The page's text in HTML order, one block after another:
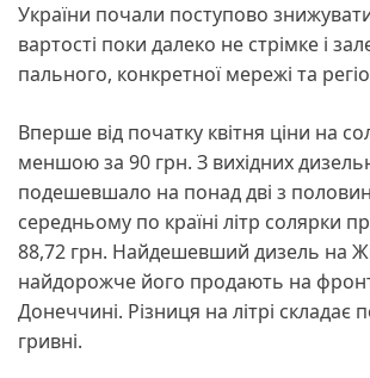
України почали поступово
вартості поки далеко не стрімке і
пального, конкретної мережі та
Вперше від початку квітня ціни на
меншою за 90 грн. З вихідних
подешевшало на понад дві з
середньому по країні літр солярки
88,72 грн. Найдешевший дизель на
найдорожче його продають на
Донеччині. Різниця на літрі складає
гривні.